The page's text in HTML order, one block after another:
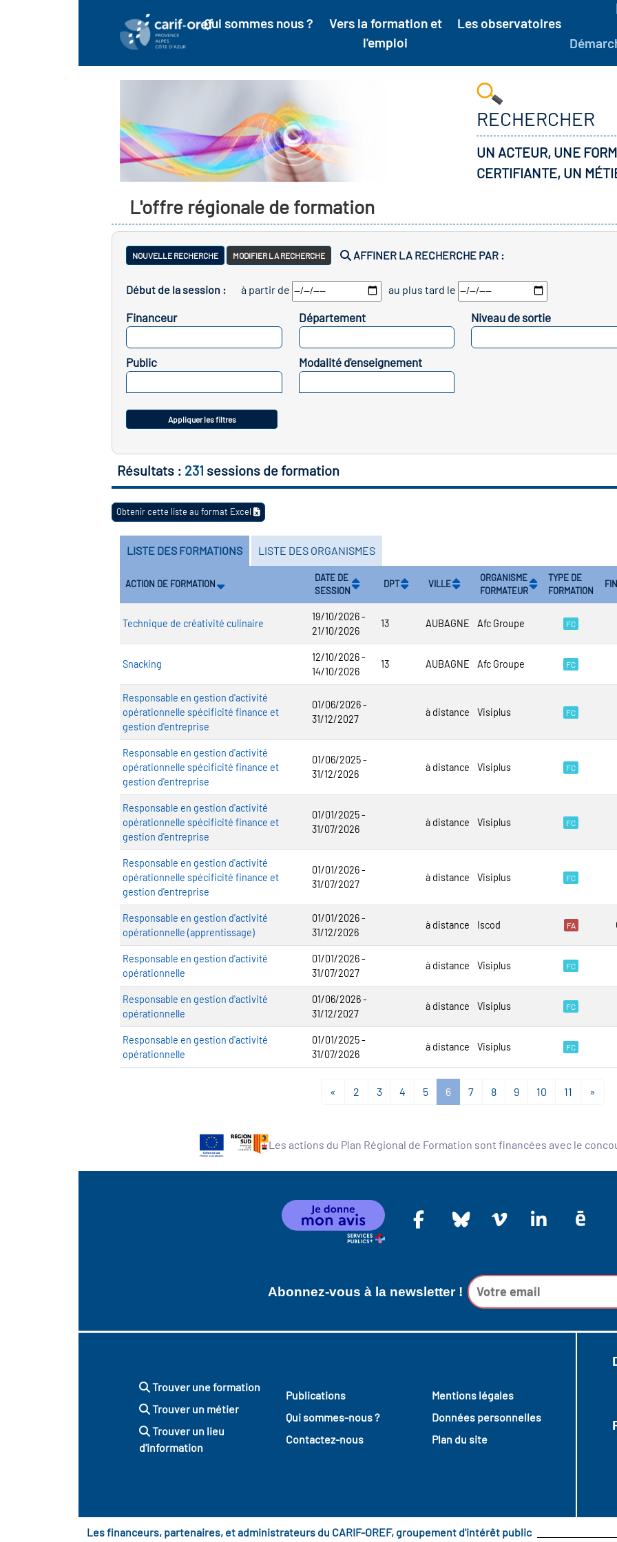
Qui sommes nous ?
Vers la formation et
l'emploi
Les observatoires
RECHERCHER
UN ACTEUR, UNE
CERTIFIANTE, UN
L'offre régionale de formation
NOUVELLE RECHERCHE MODIFIER LA RECHERCHE AFFINER LA RECHERCHE PAR :
Début de la session : à partir de au plus tard le
Financeur Département Niveau de sortie
Public Modalité d'enseignement
Appliquer les filtres
Résultats : 231 sessions de formation
Obtenir cette liste au format Excel
LISTE DES FORMATIONS LISTE DES ORGANISMES
ACTION DE FORMATION
DATE DE
SESSION
DPT VILLE
ORGANISME
FORMATEUR
TYPE DE
FORMATION
Technique de créativité culinaire
19/10/2026 -
21/10/2026
13 AUBAGNE Afc Groupe FC
Snacking
12/10/2026 -
14/10/2026
13 AUBAGNE Afc Groupe FC
Responsable en gestion d'activité
opérationnelle spécificité finance et
gestion d'entreprise
01/06/2026 -
31/12/2027
à distance Visiplus FC
Responsable en gestion d'activité
opérationnelle spécificité finance et
gestion d'entreprise
01/06/2025 -
31/12/2026
à distance Visiplus FC
Responsable en gestion d'activité
opérationnelle spécificité finance et
gestion d'entreprise
01/01/2025 -
31/07/2026
à distance Visiplus FC
Responsable en gestion d'activité
opérationnelle spécificité finance et
gestion d'entreprise
01/01/2026 -
31/07/2027
à distance Visiplus FC
Responsable en gestion d'activité
opérationnelle (apprentissage)
01/01/2026 -
31/12/2026
à distance Iscod FA
Responsable en gestion d'activité
opérationnelle
01/01/2026 -
31/07/2027
à distance Visiplus FC
Responsable en gestion d'activité
opérationnelle
01/06/2026 -
31/12/2027
à distance Visiplus FC
Responsable en gestion d'activité
opérationnelle
01/01/2025 -
31/07/2026
à distance Visiplus FC
« 2 3 4 5 6 7 8 9 10 11 »
Les actions du Plan Régional de Formation sont financées avec le
Abonnez-vous à la newsletter !
Trouver une formation
Trouver un métier
Trouver un lieu
d'information
Publications
Qui sommes-nous ?
Contactez-nous
Mentions légales
Données personnelles
Plan du site
Les financeurs, partenaires, et administrateurs du CARIF-OREF, groupement d'intérêt public